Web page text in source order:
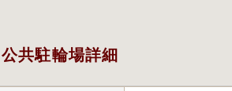
公共駐輪場詳細